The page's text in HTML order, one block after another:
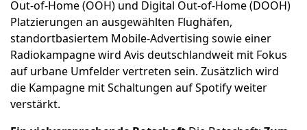
Out-of-Home (OOH) und Digital Out-of-Home (DOOH)
Platzierungen an ausgewählten Flughäfen,
standortbasiertem Mobile-Advertising sowie einer
Radiokampagne wird Avis deutschlandweit mit Fokus
auf urbane Umfelder vertreten sein. Zusätzlich wird
die Kampagne mit Schaltungen auf Spotify weiter
verstärkt.